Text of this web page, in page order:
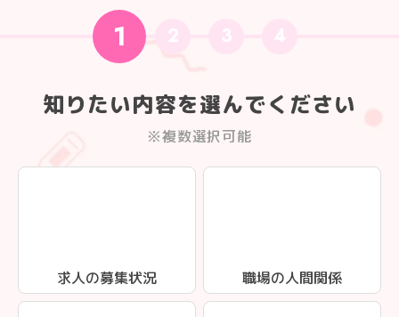
1 2 3 4
知りたい内容を選んでください
※複数選択可能
求人の募集状況 職場の人間関係